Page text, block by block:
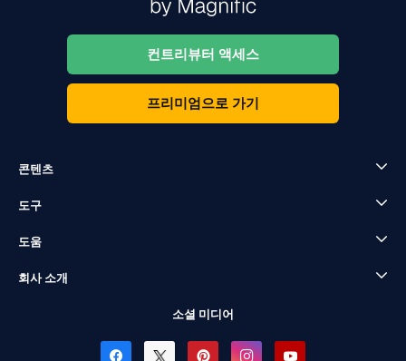
컨트리뷰터 액세스
프리미엄으로 가기
콘텐츠
도구
도움
회사 소개
소셜 미디어